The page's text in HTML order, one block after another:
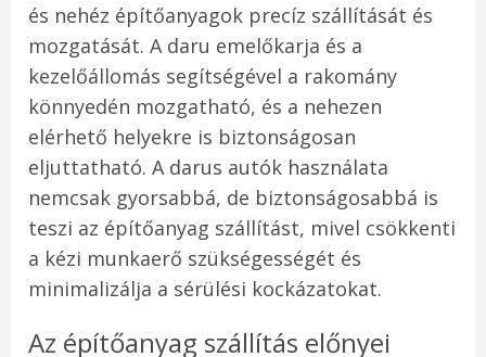
és nehéz építőanyagok precíz szállítását és
mozgatását. A daru emelőkarja és a
kezelőállomás segítségével a rakomány
könnyedén mozgatható, és a nehezen
elérhető helyekre is biztonságosan
eljuttatható. A darus autók használata
nemcsak gyorsabbá, de biztonságosabbá is
teszi az építőanyag szállítást, mivel csökkenti
a kézi munkaerő szükségességét és
minimalizálja a sérülési kockázatokat.
Az építőanyag szállítás előnyei